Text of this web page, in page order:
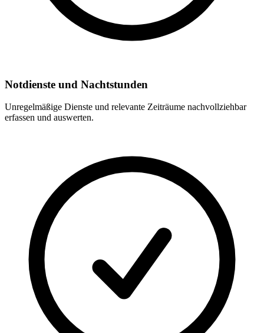
Notdienste und Nachtstunden
Unregelmäßige Dienste und relevante Zeiträume nachvollziehbar
erfassen und auswerten.